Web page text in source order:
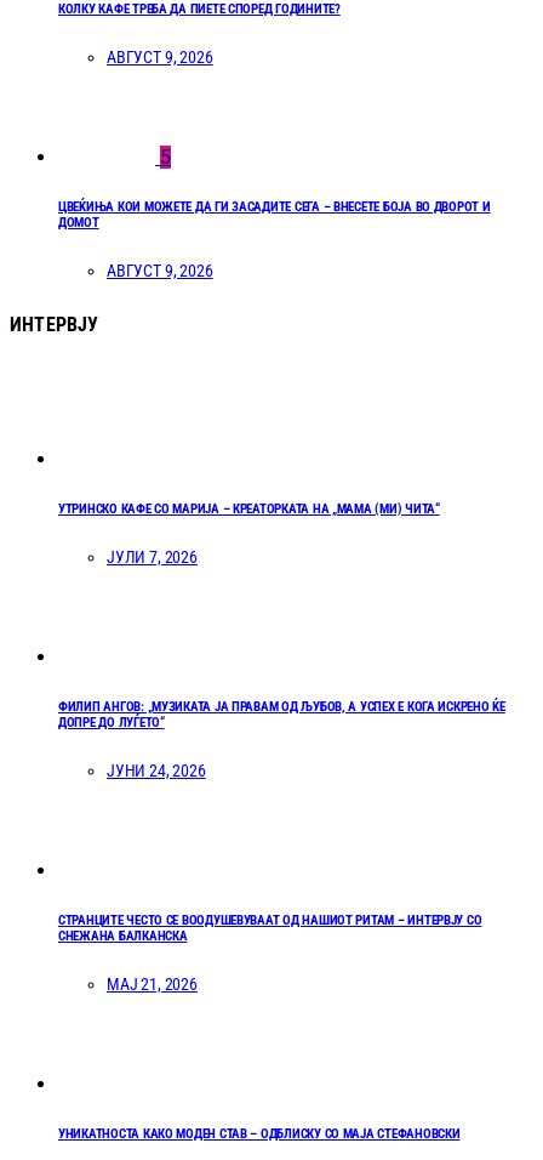
КОЛКУ КАФЕ ТРЕБА ДА ПИЕТЕ СПОРЕД ГОДИНИТЕ?
АВГУСТ 9, 2026
5
ЦВЕЌИЊА КОИ МОЖЕТЕ ДА ГИ ЗАСАДИТЕ СЕГА – ВНЕСЕТЕ БОЈА ВО ДВОРОТ И
ДОМОТ
АВГУСТ 9, 2026
ИНТЕРВЈУ
УТРИНСКО КАФЕ СО МАРИЈА – КРЕАТОРКАТА НА „МАМА (МИ) ЧИТА“
ЈУЛИ 7, 2026
ФИЛИП АНГОВ: „МУЗИКАТА ЈА ПРАВАМ ОД ЉУБОВ, А УСПЕХ Е КОГА ИСКРЕНО ЌЕ
ДОПРЕ ДО ЛУЃЕТО“
ЈУНИ 24, 2026
СТРАНЦИТЕ ЧЕСТО СЕ ВООДУШЕВУВААТ ОД НАШИОТ РИТАМ – ИНТЕРВЈУ СО
СНЕЖАНА БАЛКАНСКА
МАЈ 21, 2026
УНИКАТНОСТА КАКО МОДЕН СТАВ – ОДБЛИСКУ СО МАЈА СТЕФАНОВСКИ